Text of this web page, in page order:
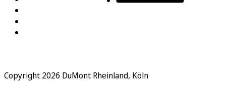
Copyright 2026 DuMont Rheinland, Köln